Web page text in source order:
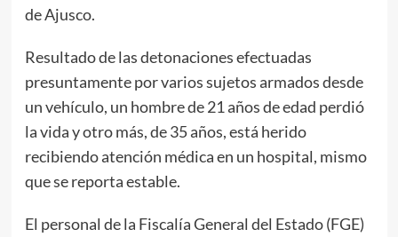
de Ajusco.
Resultado de las detonaciones efectuadas
presuntamente por varios sujetos armados desde
un vehículo, un hombre de 21 años de edad perdió
la vida y otro más, de 35 años, está herido
recibiendo atención médica en un hospital, mismo
que se reporta estable.
El personal de la Fiscalía General del Estado (FGE)